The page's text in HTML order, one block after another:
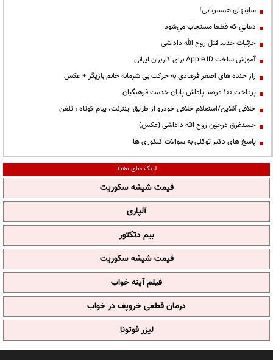
سایتهای همسریابی!
دعايي كه قطعا مستجاب مي‌شود
جزئیات جدید قتل روح الله داداشی
آموزش ساخت Apple ID برای کاربران ایرانی
راز خنده های اصغر فرهادی به حرکت بی شرمانه خانم بازیگر + عکس
پرداخت ۱۰۰ درصد پاداش پایان خدمت فرهنگیان
خلافی آنلاین/استعلام خلافی خودرو از طریق اینترنت، پیام کوتاه ، تلفن
جسدغرق درخون روح الله داداشی (عکس)
پاسخ های دکتر توکلی به سوالات کنکوری ها
لینک های مفید
قیمت شیشه سکوریت
آلپاری
بیم دتکتور
قیمت شیشه سکوریت
فیلم آپنه خواب
درمان قطعی خروپف در خواب
لیزر فوتونا